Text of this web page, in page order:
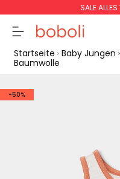
SALE
weiter
Startseite Baby Jungen
Baumwolle
-50%